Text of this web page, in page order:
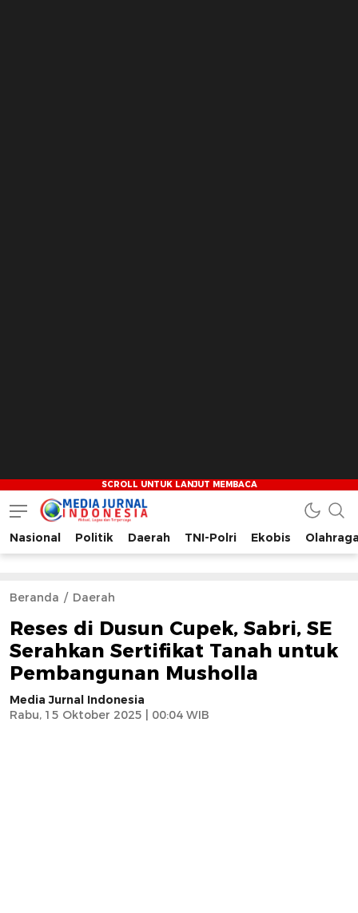
Media Jurnal Indonesia
Bersama Membangun Indonesia
Nasional Politik Daerah TNI-Polri Ekobis
Beranda Daerah
Reses di Dusun Cupek, Sabri, SE
Serahkan Sertifikat Tanah untuk
Pembangunan Musholla
Media Jurnal Indonesia
Rabu, 15 Oktober 2025 | 00:04 WIB